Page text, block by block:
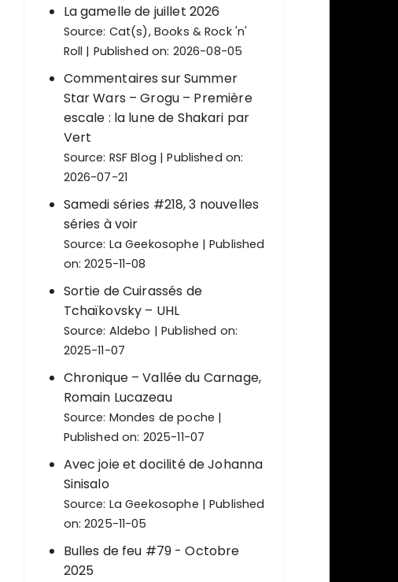
La gamelle de juillet 2026
Source: Cat(s), Books & Rock 'n'
Roll
Published on: 2026-08-05
Commentaires sur Summer
Star Wars – Grogu – Première
escale : la lune de Shakari par
Vert
Source: RSF Blog
Published on:
2026-07-21
Samedi séries #218, 3 nouvelles
séries à voir
Source: La Geekosophe
Published
on: 2025-11-08
Sortie de Cuirassés de
Tchaïkovsky – UHL
Source: Aldebo
Published on:
2025-11-07
Chronique – Vallée du Carnage,
Romain Lucazeau
Source: Mondes de poche
Published on: 2025-11-07
Avec joie et docilité de Johanna
Sinisalo
Source: La Geekosophe
Published
on: 2025-11-05
Bulles de feu #79 - Octobre
2025